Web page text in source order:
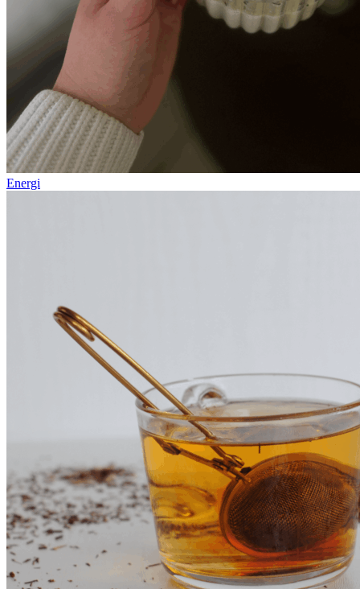
Energi